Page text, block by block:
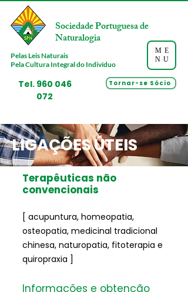
ME
NU
Tel. 960 046
072
Sociedade Portuguesa de
Naturalogia
Pelas Leis Naturais
Pela Cultura Integral do Indivíduo
Tornar-se Sócio
LIGAÇÕES ÚTEIS
Terapêuticas não
convencionais
[ acupuntura, homeopatia,
osteopatia, medicinal tradicional
chinesa, naturopatia, fitoterapia e
quiropraxia ]
Informações e obtenção